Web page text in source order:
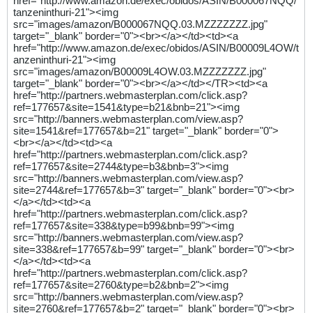
tanzeninthuri-21"><img
src="images/amazon/B000067NQQ.03.MZZZZZZZ.jpg"
target="_blank" border="0"><br></a></td><td><a
href="http://www.amazon.de/exec/obidos/ASIN/B00009L4OW/t
anzeninthuri-21"><img
src="images/amazon/B00009L4OW.03.MZZZZZZZ.jpg"
target="_blank" border="0"><br></a></td></TR><td><a
href="http://partners.webmasterplan.com/click.asp?
ref=177657&site=1541&type=b21&bnb=21"><img
src="http://banners.webmasterplan.com/view.asp?
site=1541&ref=177657&b=21" target="_blank" border="0">
<br></a></td><td><a
href="http://partners.webmasterplan.com/click.asp?
ref=177657&site=2744&type=b3&bnb=3"><img
src="http://banners.webmasterplan.com/view.asp?
site=2744&ref=177657&b=3" target="_blank" border="0"><br>
</a></td><td><a
href="http://partners.webmasterplan.com/click.asp?
ref=177657&site=338&type=b99&bnb=99"><img
src="http://banners.webmasterplan.com/view.asp?
site=338&ref=177657&b=99" target="_blank" border="0"><br>
</a></td><td><a
href="http://partners.webmasterplan.com/click.asp?
ref=177657&site=2760&type=b2&bnb=2"><img
src="http://banners.webmasterplan.com/view.asp?
site=2760&ref=177657&b=2" target="_blank" border="0"><br>